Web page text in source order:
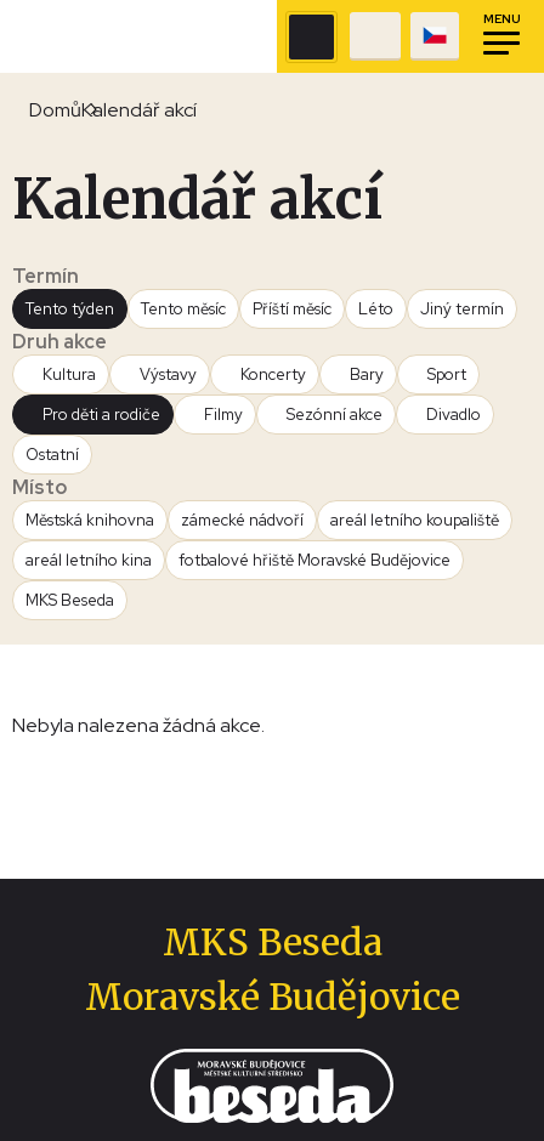
MENU
DomůKalendář akcí
Kalendář akcí
Termín
Tento týden Tento měsíc Příští měsíc Léto Jiný termín
Druh akce
Kultura Výstavy Koncerty Bary
Sport
Pro děti a rodiče
Filmy Sezónní akce
Divadlo
Ostatní
Místo
Městská knihovna zámecké nádvoří
areál letního koupaliště
areál letního kina
fotbalové hřiště Moravské Budějovice
MKS Beseda
Nebyla nalezena žádná akce.
MKS Beseda
Moravské Budějovice